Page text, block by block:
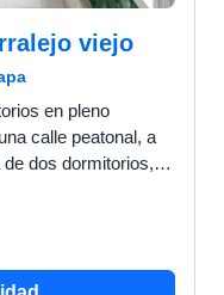
viejo
en pleno
calle peatonal, a
dos dormitorios,